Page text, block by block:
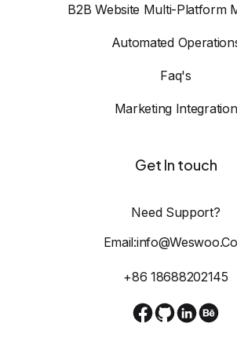
B2B Website Multi-Platform
Automated
Faq's
Marketing Integration
Get In touch
Need Support?
+86 18688202145